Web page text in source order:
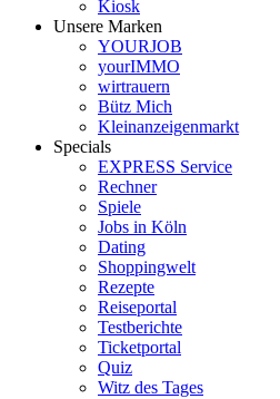
Kiosk
Unsere Marken
YOURJOB
yourIMMO
wirtrauern
Bütz Mich
Kleinanzeigenmarkt
Specials
EXPRESS Service
Rechner
Spiele
Jobs in Köln
Dating
Shoppingwelt
Rezepte
Reiseportal
Testberichte
Ticketportal
Quiz
Witz des Tages